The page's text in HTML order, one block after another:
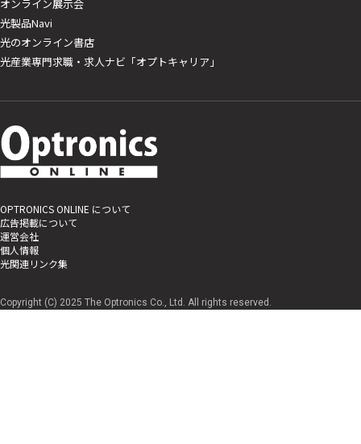
オンライン展示会
光製品Navi
光のオンライン書店
光産業専門求職・求人ナビ「オプトキャリア」
OPTRONICS ONLINE について
広告掲載について
運営会社
個人情報
光関連リンク集
Copyright (C) 2025 The Optronics Co., Ltd. All rights reserved.